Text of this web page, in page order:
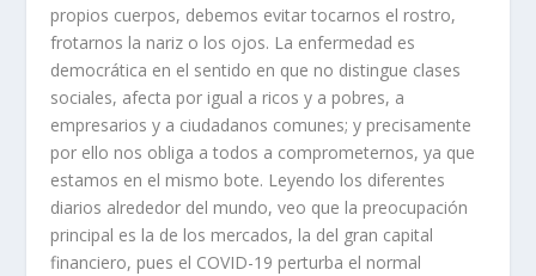
propios cuerpos, debemos evitar tocarnos el rostro,
frotarnos la nariz o los ojos. La enfermedad es
democrática en el sentido en que no distingue clases
sociales, afecta por igual a ricos y a pobres, a
empresarios y a ciudadanos comunes; y precisamente
por ello nos obliga a todos a comprometernos, ya que
estamos en el mismo bote. Leyendo los diferentes
diarios alrededor del mundo, veo que la preocupación
principal es la de los mercados, la del gran capital
financiero, pues el COVID-19 perturba el normal